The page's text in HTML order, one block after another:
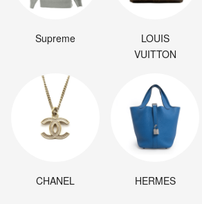
Supreme
LOUIS
VUITTON
CHANEL HERMES